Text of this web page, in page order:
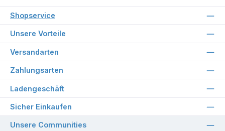
Shopservice
Unsere Vorteile
Versandarten
Zahlungsarten
Ladengeschäft
Sicher Einkaufen
Unsere Communities